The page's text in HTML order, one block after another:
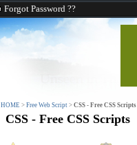
Forgot Password ??
HOME > Free Web Script > CSS - Free CSS Scripts
CSS - Free CSS Scripts